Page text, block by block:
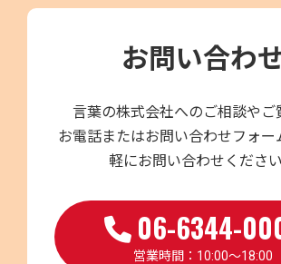
お問い合わ
言葉の株式会社へのご相談やご
お電話またはお問い合わせフォー
軽にお問い合わせください
06-6344-
営業時間：10:00～18:00